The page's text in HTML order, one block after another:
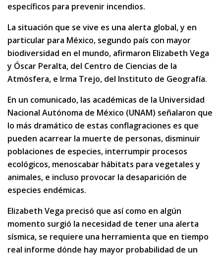
específicos para prevenir incendios.
La situación que se vive es una alerta global, y en
particular para México, segundo país con mayor
biodiversidad en el mundo, afirmaron Elizabeth Vega
y Óscar Peralta, del Centro de Ciencias de la
Atmósfera, e Irma Trejo, del Instituto de Geografía.
En un comunicado, las académicas de la Universidad
Nacional Autónoma de México (UNAM) señalaron que
lo más dramático de estas conflagraciones es que
pueden acarrear la muerte de personas, disminuir
poblaciones de especies, interrumpir procesos
ecológicos, menoscabar hábitats para vegetales y
animales, e incluso provocar la desaparición de
especies endémicas.
Elizabeth Vega precisó que así como en algún
momento surgió la necesidad de tener una alerta
sísmica, se requiere una herramienta que en tiempo
real informe dónde hay mayor probabilidad de un